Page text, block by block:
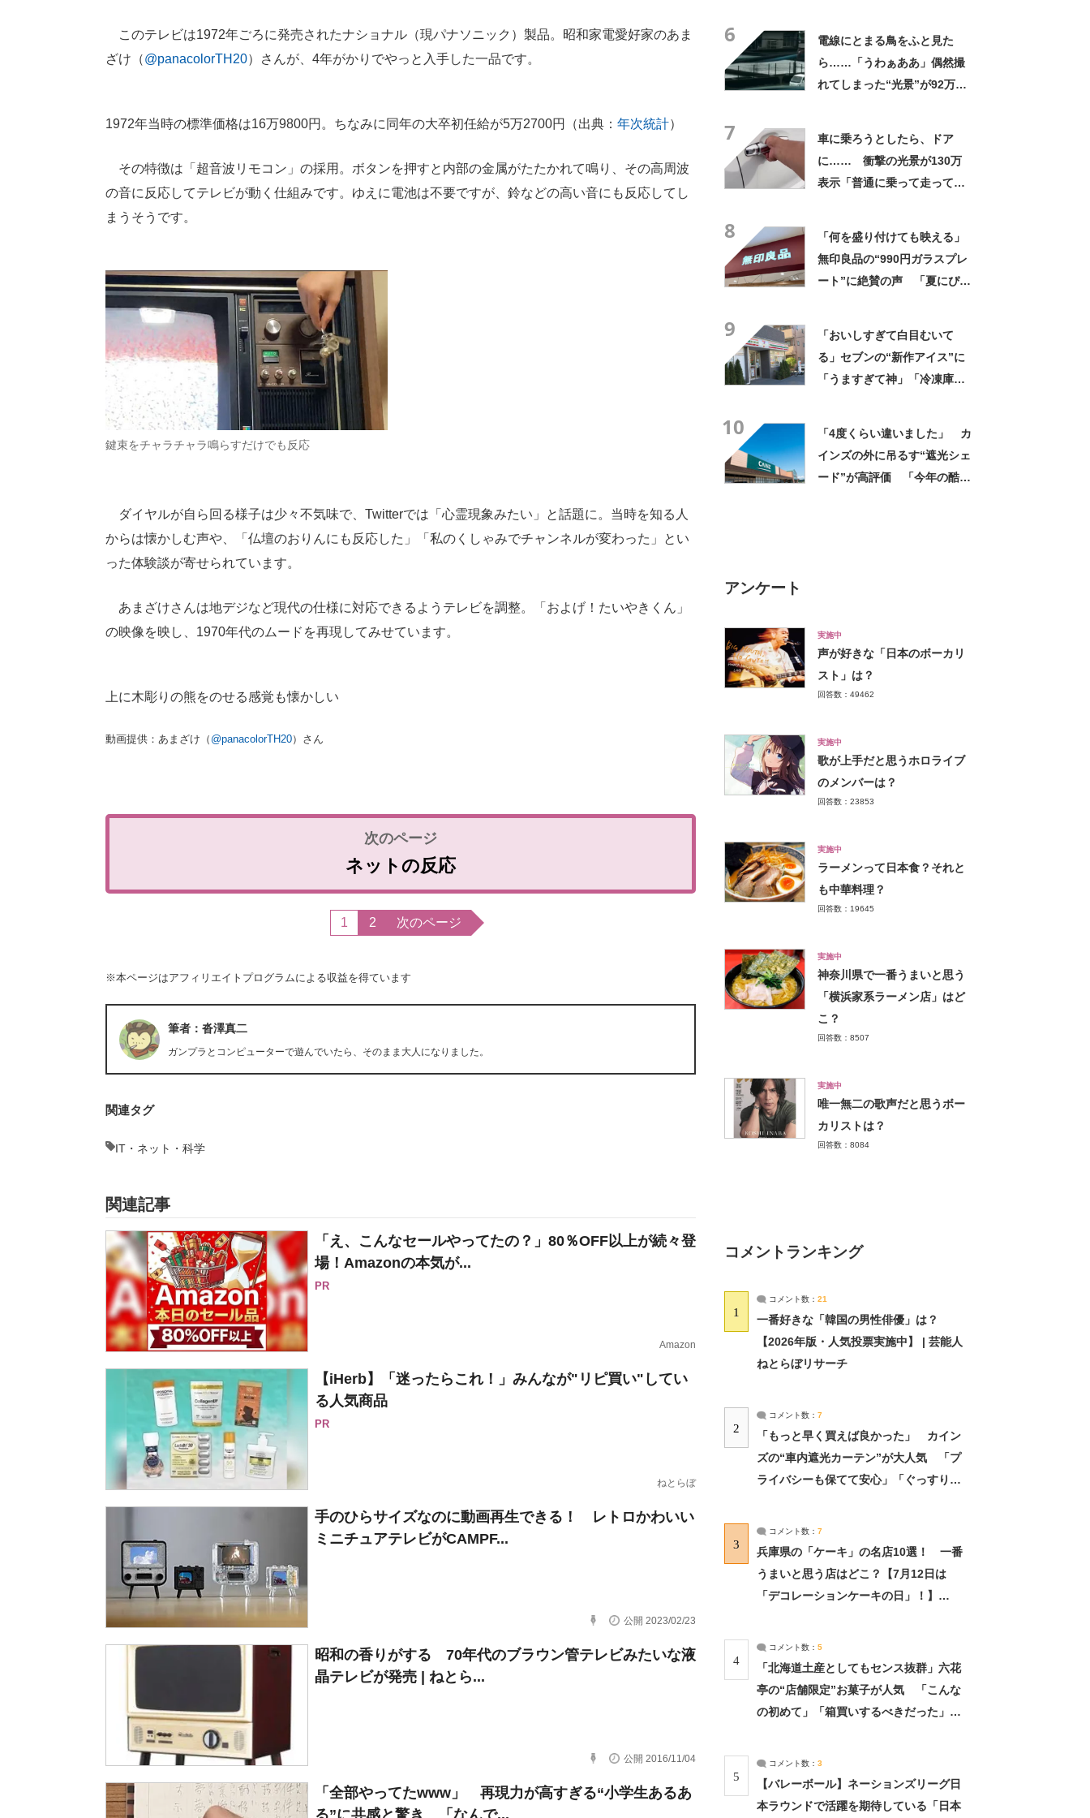
このテレビは1972年ごろに発売されたナショナル（現パナソニック）製品。昭和家電愛好家のあま
ざけ（@panacolorTH20）さんが、4年がかりでやっと入手した一品です。
1972年当時の標準価格は16万9800円。ちなみに同年の大卒初任給が5万2700円（出典： 年次統計）
その特徴は「超音波リモコン」の採用。ボタンを押すと内部の金属がたたかれて鳴り、その高周波
の音に反応してテレビが動く仕組みです。ゆえに電池は不要ですが、鈴などの高い音にも反応してし
まうそうです。
鍵束をチャラチャラ鳴らすだけでも反応
ダイヤルが自ら回る様子は少々不気味で、Twitterでは「心霊現象みたい」と話題に。当時を知る人
からは懐かしむ声や、「仏壇のおりんにも反応した」「私のくしゃみでチャンネルが変わった」とい
った体験談が寄せられています。
あまざけさんは地デジなど現代の仕様に対応できるようテレビを調整。「およげ！たいやきくん」
の映像を映し、1970年代のムードを再現してみせています。
上に木彫りの熊をのせる感覚も懐かしい
動画提供：あまざけ（ @panacolorTH20）さん
ネットの反応
1 2 次のページ
※本ページはアフィリエイトプログラムによる収益を得ています
筆者：沓澤真二
ガンプラとコンピューターで遊んでいたら、そのまま大人になりました。
関連タグ
IT・ネット・科学
関連記事
「え、こんなセールやってたの？」80％OFF以上が続々登
場！Amazonの本気が...
PR
Amazon
【iHerb】「迷ったらこれ！」みんなが"リピ買い"してい
る人気商品
PR
ねとらぼ
手のひらサイズなのに動画再生できる！ レトロかわいい
ミニチュアテレビがCAMPF...
公開 2023/02/23
昭和の香りがする 70年代のブラウン管テレビみたいな液
晶テレビが発売 | ねとら...
公開 2016/11/04
「全部やってたwww」 再現力が高すぎる“小学生あるあ
る”に共感と驚き 「なんで...
6
電線にとまる鳥をふと見た
ら……「うわぁああ」偶然撮
れてしまった“光景”が92万再
7
車に乗ろうとしたら、ドア
に…… 衝撃の光景が130万
表示「普通に乗って走ってた
8
「何を盛り付けても映える」
無印良品の“990円ガラスプレ
ート”に絶賛の声 「夏にぴっ
9
「おいしすぎて白目むいて
る」セブンの“新作アイス”に
「うますぎて神」「冷凍庫に
10
「4度くらい違いました」 カ
インズの外に吊るす“遮光シェ
ード”が高評価 「今年の酷暑
アンケート
実施中
声が好きな「日本のボーカリ
スト」は？
回答数：49462
実施中
歌が上手だと思うホロライブ
のメンバーは？
回答数：23853
実施中
ラーメンって日本食？それと
も中華料理？
回答数：19645
実施中
神奈川県で一番うまいと思う
「横浜家系ラーメン店」はど
こ？
回答数：8507
実施中
唯一無二の歌声だと思うボー
カリストは？
回答数：8084
コメントランキング
1
コメント数： 21
一番好きな「韓国の男性俳優」は？
【2026年版・人気投票実施中】 | 芸能人
ねとらぼリサーチ
2
コメント数： 7
「もっと早く買えば良かった」 カイン
ズの“車内遮光カーテン”が大人気 「プ
ライバシーも保てて安心」「ぐっすり眠
3
コメント数： 7
兵庫県の「ケーキ」の名店10選！ 一番
うまいと思う店はどこ？【7月12日は
「デコレーションケーキの日」！】
4
コメント数： 5
「北海道土産としてもセンス抜群」六花
亭の“店舗限定”お菓子が人気 「こんな
の初めて」「箱買いするべきだった」
5
コメント数： 3
【バレーボール】ネーションズリーグ日
本ラウンドで活躍を期待している「日本